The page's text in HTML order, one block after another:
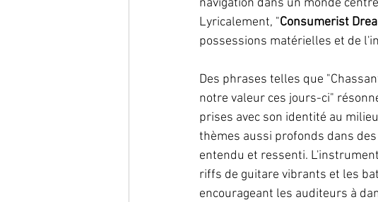
navigation dans un monde
Lyricalement, "Consumerist
possessions matérielles et de
Des phrases telles que
notre valeur ces jours-ci"
prises avec son identité au
thèmes aussi profonds dans
entendu et ressenti.
riffs de guitare vibrants et les
encourageant les auditeurs à